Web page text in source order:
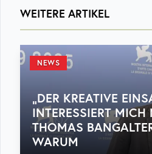
WEITERE ARTIKEL
NEWS
„DER KREATIVE
INTERESSIERT MICH
THOMAS
WARUM